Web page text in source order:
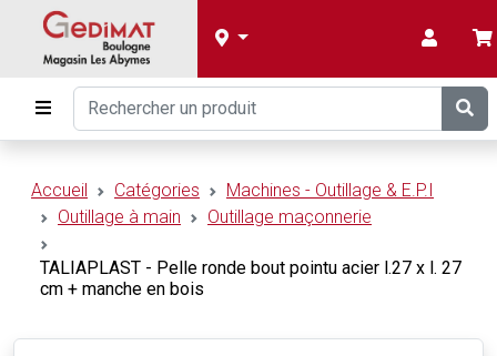
Accueil Catégories
Machines - Outillage & E.P.I
Outillage à main
Outillage maçonnerie
TALIAPLAST - Pelle ronde bout pointu acier l.27 x l. 27
cm + manche en bois